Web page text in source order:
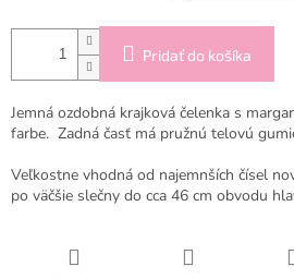
Pridať do košíka
Jemná ozdobná krajková čelenka s
farbe. Zadná časť má pružnú telovú
Veľkostne vhodná od najemnších čísel
po väčšie slečny do cca 46 cm obvodu